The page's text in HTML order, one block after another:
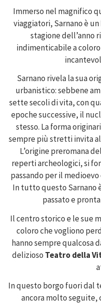
Immerso nel magnifico
viaggiatori, Sarnano è un
stagione dell’anno
indimenticabile a
Sarnano rivela la sua
urbanistico: sebbene
sette secoli di vita, con
epoche successive, il
stesso. La forma
sempre più stretti invita
L’origine preromana
reperti archeologici, si
passando per il
In tutto questo Sarnano
passato e
Il centro storico e le sue
coloro che vogliono
hanno sempre qualcosa
delizioso Teatro della
In questo borgo fuori dal
ancora molto seguite,